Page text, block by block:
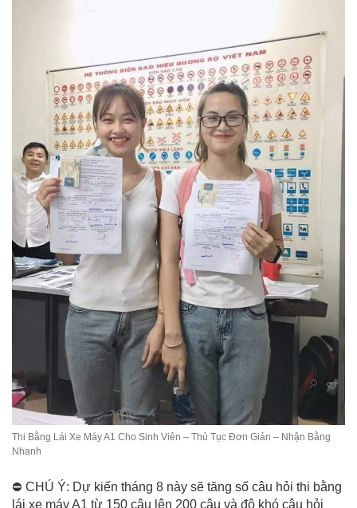
Thi Bằng Lái Xe Máy A1 Cho Sinh Viên – Thủ Tục Đơn Giản – Nhận Bằng
Nhanh
⛔ CHÚ Ý: Dự kiến tháng 8 này sẽ tăng số câu hỏi thi bằng
lái xe máy A1 từ 150 câu lên 200 câu và độ khó câu hỏi